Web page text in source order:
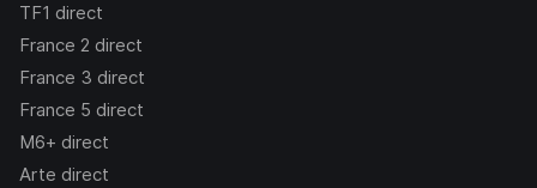
TF1 direct
France 2 direct
France 3 direct
France 5 direct
M6+ direct
Arte direct